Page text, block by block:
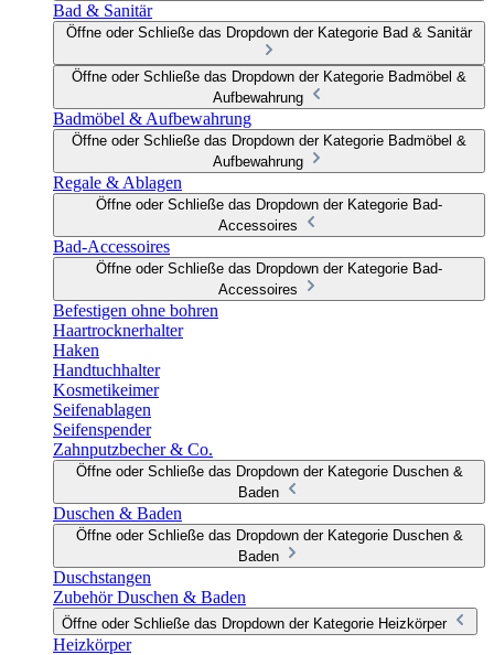
Bad & Sanitär
Öffne oder Schließe das Dropdown der Kategorie Bad & Sanitär
Öffne oder Schließe das Dropdown der Kategorie Badmöbel &
Aufbewahrung
Badmöbel & Aufbewahrung
Öffne oder Schließe das Dropdown der Kategorie Badmöbel &
Aufbewahrung
Regale & Ablagen
Öffne oder Schließe das Dropdown der Kategorie Bad-
Accessoires
Bad-Accessoires
Öffne oder Schließe das Dropdown der Kategorie Bad-
Accessoires
Befestigen ohne bohren
Haartrocknerhalter
Haken
Handtuchhalter
Kosmetikeimer
Seifenablagen
Seifenspender
Zahnputzbecher & Co.
Öffne oder Schließe das Dropdown der Kategorie Duschen &
Baden
Duschen & Baden
Öffne oder Schließe das Dropdown der Kategorie Duschen &
Baden
Duschstangen
Zubehör Duschen & Baden
Öffne oder Schließe das Dropdown der Kategorie Heizkörper
Heizkörper